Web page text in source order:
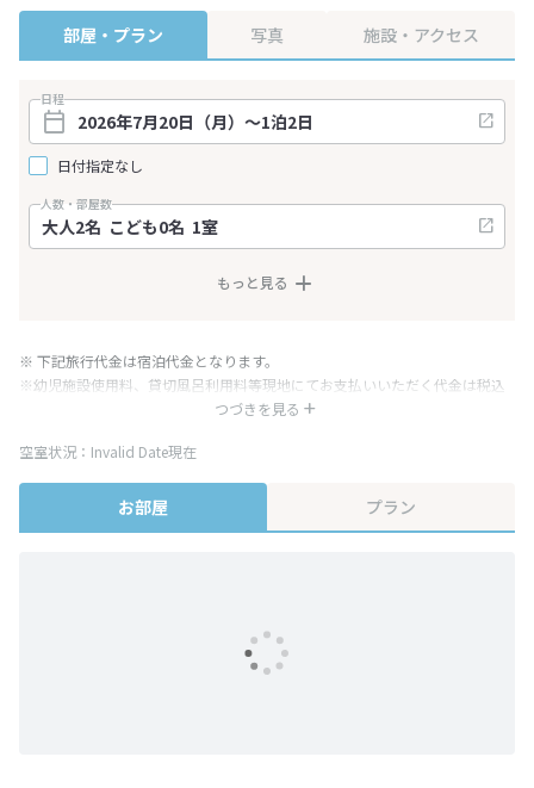
部屋・プラン 写真 施設・アクセス
日程
日付指定なし
人数・部屋数
もっと見る
つづきを見る
※ 下記旅行代金は宿泊代金となります。
※幼児施設使用料、貸切風呂利用料等現地にてお支払いいただく代金は税込
み表記となりますが、消費税増税に伴い代金が一部変更となる場合がござい
※表示されている旅行代金・プラン内容は一定時間ごとに更新されます。最
終確認画面でご確認ください。
空室状況：Invalid Date現在
お部屋 プラン